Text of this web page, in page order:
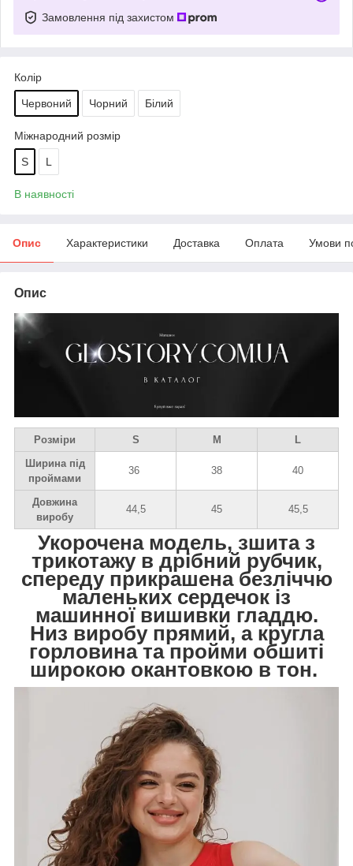
Замовлення під захистом
Колір
Червоний Чорний Білий
Міжнародний розмір
S L
В наявності
Опис Характеристики Доставка Оплата Умови
Опис
Розміри S M
L
Ширина під
проймами
36 38 40
Довжина
виробу
44,5 45 45,5
Укорочена модель, зшита з
трикотажу в дрібний рубчик,
спереду прикрашена безліччю
маленьких сердечок із
машинної вишивки гладдю.
Низ виробу прямий, а кругла
горловина та пройми обшиті
широкою окантовкою в тон.